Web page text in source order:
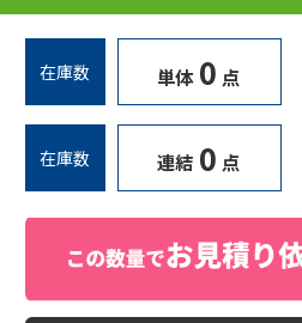
在庫数 単体 0 点
在庫数 連結 0 点